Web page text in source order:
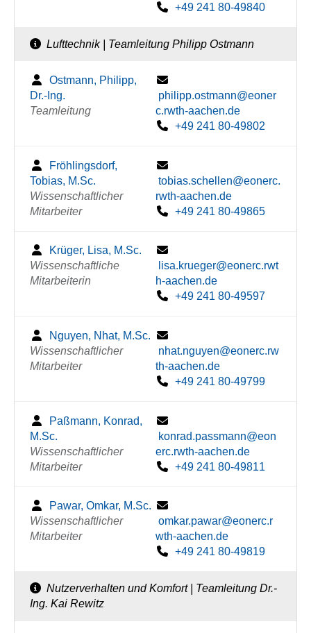
+49 241 80-49840
Lufttechnik | Teamleitung Philipp Ostmann
Ostmann, Philipp,
Dr.-Ing.
Teamleitung
philipp.ostmann@eoner
c.rwth-aachen.de
+49 241 80-49802
Fröhlingsdorf,
Tobias, M.Sc.
Wissenschaftlicher
Mitarbeiter
tobias.schellen@eonerc.
rwth-aachen.de
+49 241 80-49865
Krüger, Lisa, M.Sc.
Wissenschaftliche
Mitarbeiterin
lisa.krueger@eonerc.rwt
h-aachen.de
+49 241 80-49597
Nguyen, Nhat, M.Sc.
Wissenschaftlicher
Mitarbeiter
nhat.nguyen@eonerc.rw
th-aachen.de
+49 241 80-49799
Paßmann, Konrad,
M.Sc.
Wissenschaftlicher
Mitarbeiter
konrad.passmann@eon
erc.rwth-aachen.de
+49 241 80-49811
Pawar, Omkar, M.Sc.
Wissenschaftlicher
Mitarbeiter
omkar.pawar@eonerc.r
wth-aachen.de
+49 241 80-49819
Nutzerverhalten und Komfort | Teamleitung Dr.-
Ing. Kai Rewitz